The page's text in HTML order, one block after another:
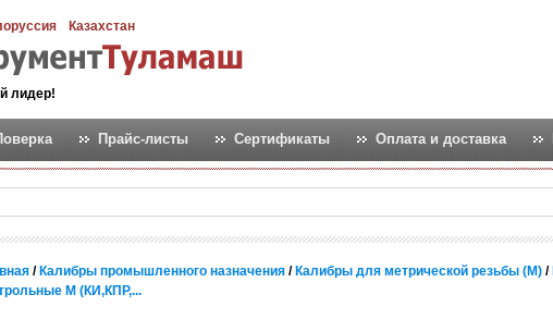
Казахстан
лидер!
Прайс-листы Сертификаты Оплата и доставка
/ Калибры промышленного назначения / Калибры для метрической резьбы (М) /
М (КИ,КПР,...